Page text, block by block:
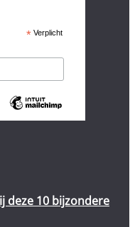
*Verplicht
deze 10 bijzondere